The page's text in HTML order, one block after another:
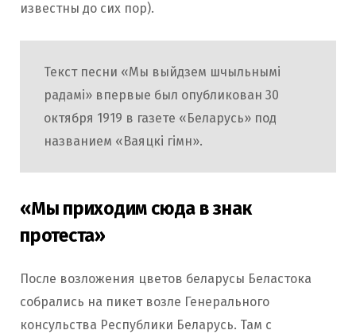
известны до сих пор).
Текст песни «Мы выйдзем шчыльнымі
радамі» впервые был опубликован 30
октября 1919 в газете «Беларусь» под
названием «Ваяцкі гімн».
«Мы приходим сюда в знак
протеста»
После возложения цветов беларусы Беластока
собрались на пикет возле Генерального
консульства Республики Беларусь. Там с